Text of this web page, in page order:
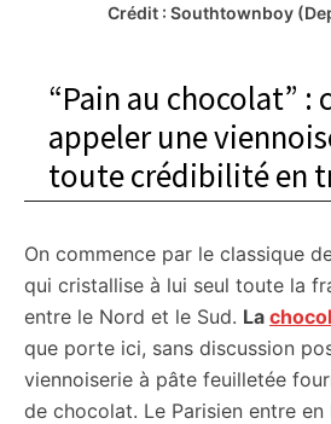
Crédit : Southtownboy
“Pain au chocolat” :
appeler une
toute crédibilité en
On commence par le classique
qui cristallise à lui seul toute la
entre le Nord et le Sud. La
que porte ici, sans discussion
viennoiserie à pâte feuilletée
de chocolat. Le Parisien entre en